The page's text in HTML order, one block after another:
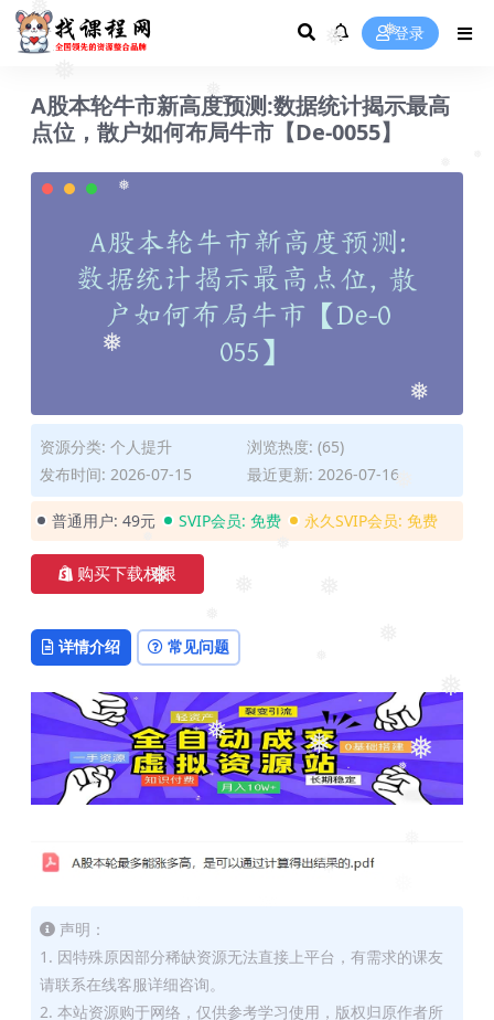
❅
❅
❅
❅
❅
❅
❅
❅
❅
❅
❅
❅
❅
❅
❅ 登录
A股本轮牛市新高度预测:数据统计揭示最高
点位，散户如何布局牛市【De-0055】
资源分类: 个人提升
浏览热度: (65)
发布时间: 2026-07-15
最近更新: 2026-07-16
普通用户: 49元 SVIP会员: 免费 永久SVIP会员: 免费
购买下载权限
详情介绍 常见问题
声明：
1. 因特殊原因部分稀缺资源无法直接上平台，有需求的课友
请联系在线客服详细咨询。
2. 本站资源购于网络，仅供参考学习使用，版权归原作者所